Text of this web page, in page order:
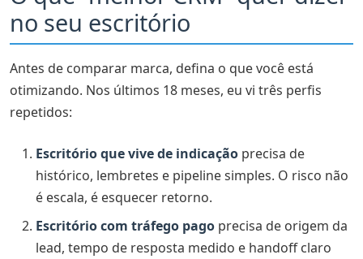
no seu escritório
Antes de comparar marca, defina o que você está
otimizando. Nos últimos 18 meses, eu vi três perfis
repetidos:
Escritório que vive de indicação precisa de
histórico, lembretes e pipeline simples. O risco não
é escala, é esquecer retorno.
Escritório com tráfego pago precisa de origem da
lead, tempo de resposta medido e handoff claro